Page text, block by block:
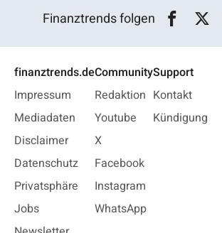
Finanztrends folgen
finanztrends.de
Impressum
Mediadaten
Disclaimer
Datenschutz
Privatsphäre
Jobs
Community
Redaktion
Youtube
X
Facebook
Instagram
WhatsApp
Support
Kontakt
Kündigung